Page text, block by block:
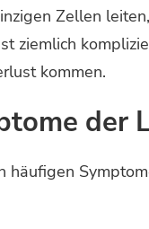
Zellen
ziemlich
kommen.
der